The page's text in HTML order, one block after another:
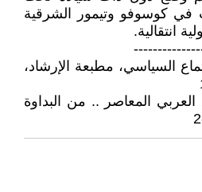
في كوسوفو وتيمور الشرقية
انتقالية.
السياسي، مطبعة الإرشاد،
المعاصر .. من البداوة